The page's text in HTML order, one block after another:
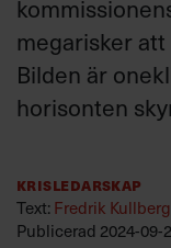
Annonsera
Om oss
Kontakta oss
Kundservice
Villkor och
Sök
efter:
megarisker
Bilden är
horisonten
Krisledarskap
Text:Fredrik Kullberg
Publicerad 2024-09-